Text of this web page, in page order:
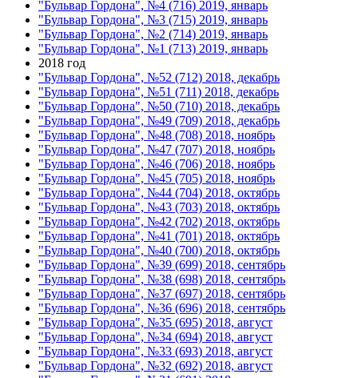
"Бульвар Гордона", №4 (716) 2019, январь
"Бульвар Гордона", №3 (715) 2019, январь
"Бульвар Гордона", №2 (714) 2019, январь
"Бульвар Гордона", №1 (713) 2019, январь
2018 год
"Бульвар Гордона", №52 (712) 2018, декабрь
"Бульвар Гордона", №51 (711) 2018, декабрь
"Бульвар Гордона", №50 (710) 2018, декабрь
"Бульвар Гордона", №49 (709) 2018, декабрь
"Бульвар Гордона", №48 (708) 2018, ноябрь
"Бульвар Гордона", №47 (707) 2018, ноябрь
"Бульвар Гордона", №46 (706) 2018, ноябрь
"Бульвар Гордона", №45 (705) 2018, ноябрь
"Бульвар Гордона", №44 (704) 2018, октябрь
"Бульвар Гордона", №43 (703) 2018, октябрь
"Бульвар Гордона", №42 (702) 2018, октябрь
"Бульвар Гордона", №41 (701) 2018, октябрь
"Бульвар Гордона", №40 (700) 2018, октябрь
"Бульвар Гордона", №39 (699) 2018, сентябрь
"Бульвар Гордона", №38 (698) 2018, сентябрь
"Бульвар Гордона", №37 (697) 2018, сентябрь
"Бульвар Гордона", №36 (696) 2018, сентябрь
"Бульвар Гордона", №35 (695) 2018, август
"Бульвар Гордона", №34 (694) 2018, август
"Бульвар Гордона", №33 (693) 2018, август
"Бульвар Гордона", №32 (692) 2018, август